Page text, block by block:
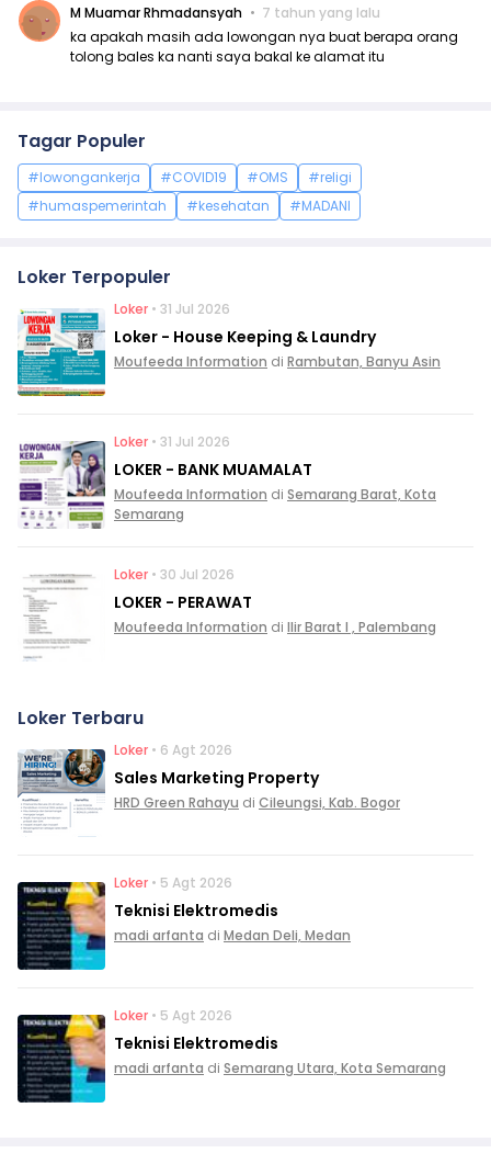
M Muamar Rhmadansyah
7 tahun yang lalu
ka apakah masih ada lowongan nya buat berapa orang
tolong bales ka nanti saya bakal ke alamat itu
Tagar Populer
#lowongankerja #COVID19 #OMS
#religi
#humaspemerintah
#kesehatan #MADANI
Loker Terpopuler
Loker • 31 Jul 2026
Loker - House Keeping & Laundry
Moufeeda Information di Rambutan, Banyu Asin
Loker • 31 Jul 2026
LOKER - BANK MUAMALAT
Moufeeda Information di Semarang Barat, Kota
Semarang
Loker • 30 Jul 2026
LOKER - PERAWAT
Moufeeda Information di Ilir Barat I , Palembang
Loker Terbaru
Loker • 6 Agt 2026
Sales Marketing Property
HRD Green Rahayu di Cileungsi, Kab. Bogor
Loker • 5 Agt 2026
Teknisi Elektromedis
madi arfanta di Medan Deli, Medan
Loker • 5 Agt 2026
Teknisi Elektromedis
madi arfanta di Semarang Utara, Kota Semarang